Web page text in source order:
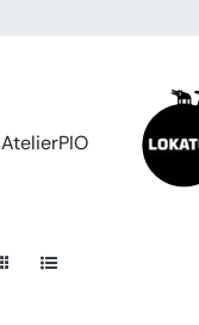
AtelierPIO